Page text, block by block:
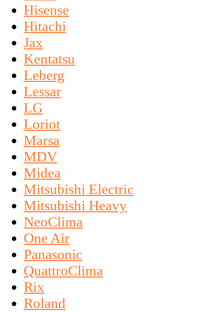
Hisense
Hitachi
Jax
Kentatsu
Leberg
Lessar
LG
Loriot
Marsa
MDV
Midea
Mitsubishi Electric
Mitsubishi Heavy
NeoClima
One Air
Panasonic
QuattroClima
Rix
Roland